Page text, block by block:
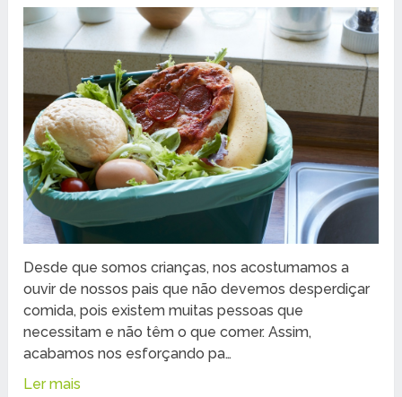
Desde que somos crianças, nos acostumamos a
ouvir de nossos pais que não devemos desperdiçar
comida, pois existem muitas pessoas que
necessitam e não têm o que comer. Assim,
acabamos nos esforçando pa…
Ler mais